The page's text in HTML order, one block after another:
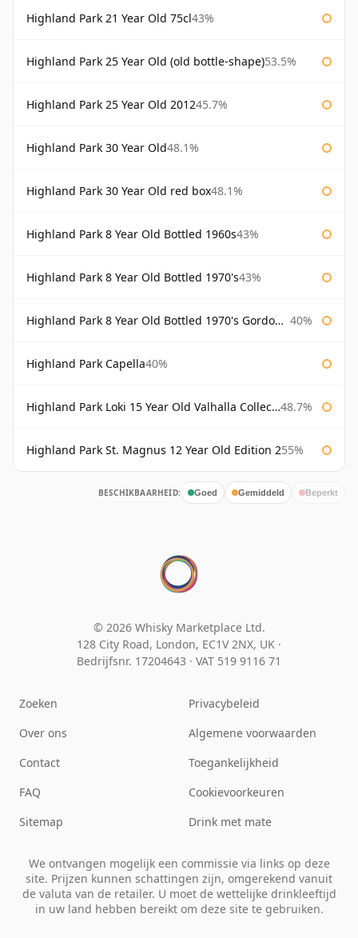
Highland Park 21 Year Old 75cl43%
Highland Park 25 Year Old (old bottle-shape)53.5%
Highland Park 25 Year Old 201245.7%
Highland Park 30 Year Old48.1%
Highland Park 30 Year Old red box48.1%
Highland Park 8 Year Old Bottled 1960s43%
Highland Park 8 Year Old Bottled 1970's43%
Highland Park 8 Year Old Bottled 1970's Gordon & Macphail 40%
Highland Park Capella40%
Highland Park Loki 15 Year Old Valhalla Collection 48.7%
Highland Park St. Magnus 12 Year Old Edition 255%
BESCHIKBAARHEID: Goed Gemiddeld Beperkt
© 2026 Whisky Marketplace Ltd.
128 City Road, London, EC1V 2NX, UK ·
Bedrijfsnr. 17204643 · VAT 519 9116 71
Zoeken
Over ons
Contact
FAQ
Sitemap
Privacybeleid
Algemene voorwaarden
Toegankelijkheid
Cookievoorkeuren
Drink met mate
We ontvangen mogelijk een commissie via links op deze
site. Prijzen kunnen schattingen zijn, omgerekend vanuit
de valuta van de retailer. U moet de wettelijke drinkleeftijd
in uw land hebben bereikt om deze site te gebruiken.